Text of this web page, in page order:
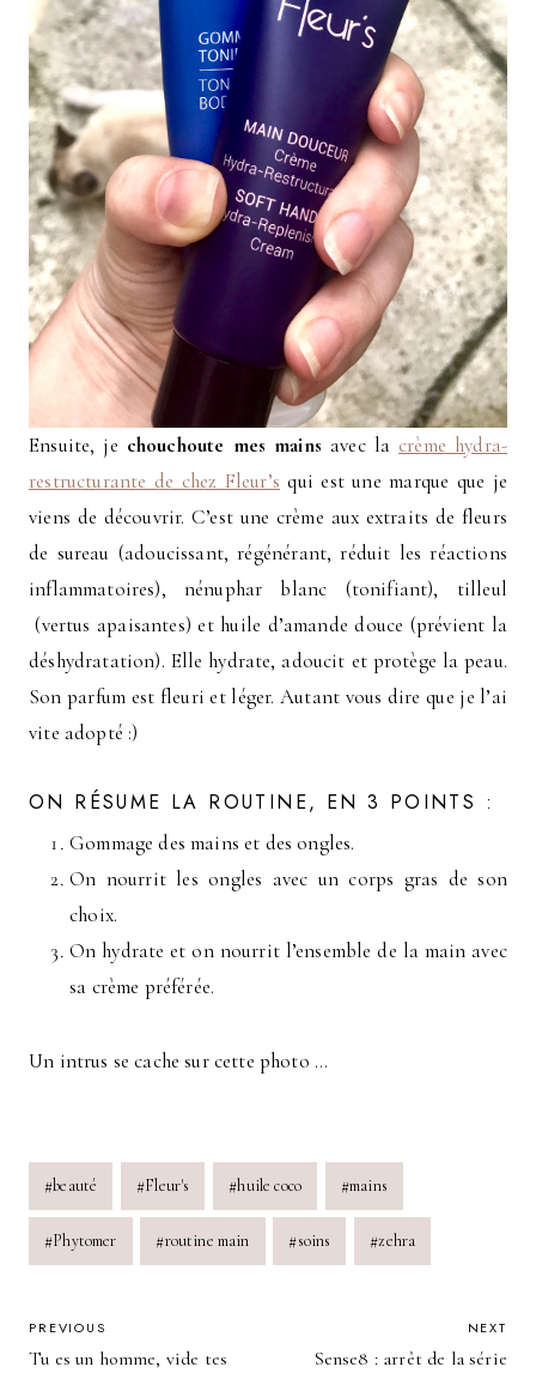
Ensuite, je chouchoute mes mains avec la crème hydra-
restructurante de chez Fleur’s qui est une marque que je
viens de découvrir. C’est une crème aux extraits de fleurs
de sureau (adoucissant, régénérant, réduit les réactions
inflammatoires), nénuphar blanc (tonifiant), tilleul
(vertus apaisantes) et huile d’amande douce (prévient la
déshydratation). Elle hydrate, adoucit et protège la peau.
Son parfum est fleuri et léger. Autant vous dire que je l’ai
vite adopté :)
ON RÉSUME LA ROUTINE, EN 3 POINTS :
Gommage des mains et des ongles.
On nourrit les ongles avec un corps gras de son
choix.
On hydrate et on nourrit l’ensemble de la main avec
sa crème préférée.
Un intrus se cache sur cette photo …
Post
Tags:
#beauté #Fleur's #huile coco #mains
#Phytomer #routine main #soins #zehra
POST
PREVIOUS
Tu es un homme, vide tes
NEXT
Sense8 : arrêt de la série